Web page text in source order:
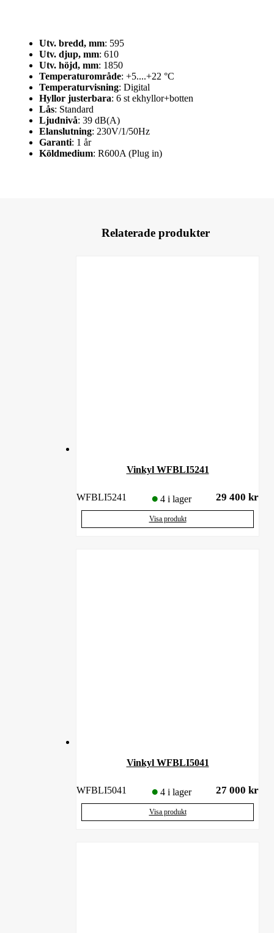
Utv. bredd, mm: 595
Utv. djup, mm: 610
Utv. höjd, mm: 1850
Temperaturområde: +5....+22 °C
Temperaturvisning: Digital
Hyllor justerbara: 6 st ekhyllor+botten
Lås: Standard
Ljudnivå: 39 dB(A)
Elanslutning: 230V/1/50Hz
Garanti: 1 år
Köldmedium: R600A (Plug in)
Relaterade produkter
Vinkyl WFBLI5241
WFBLI5241 4 i lager 29 400 kr
Visa produkt
Vinkyl WFBLI5041
WFBLI5041 4 i lager 27 000 kr
Visa produkt